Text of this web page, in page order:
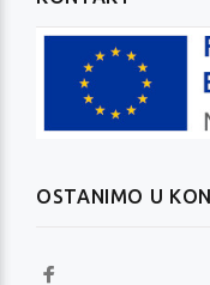
OSTANIMO U